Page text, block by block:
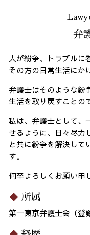
弁
人が紛争、トラブルに
その方の日常生活にか
弁護士はそのような紛
生活を取り戻すことの
私は、弁護士として、
せるように、日々尽力
と共に紛争を解決して
す。
何卒よろしくお願い申
所属
第一東京弁護士会（登